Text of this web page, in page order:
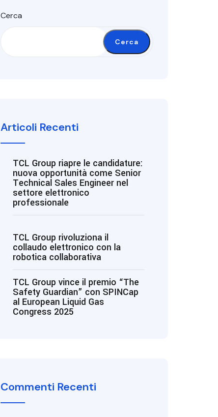
Cerca
Cerca
Articoli Recenti
TCL Group riapre le candidature:
nuova opportunità come Senior
Technical Sales Engineer nel
settore elettronico
professionale
TCL Group rivoluziona il
collaudo elettronico con la
robotica collaborativa
TCL Group vince il premio “The
Safety Guardian” con SPINCap
al European Liquid Gas
Congress 2025
Commenti Recenti